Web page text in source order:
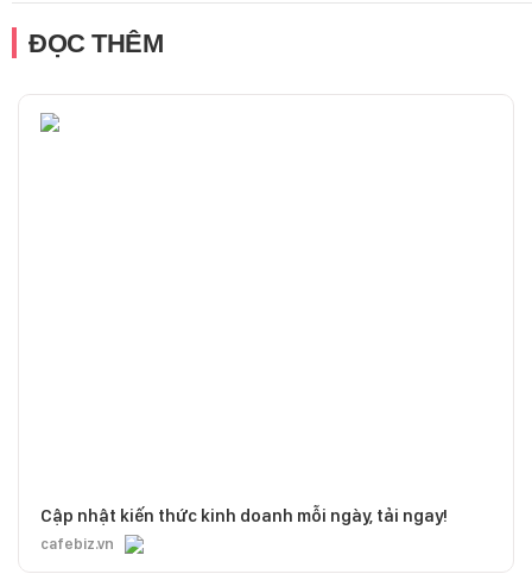
ĐỌC THÊM
Cập nhật kiến thức kinh doanh mỗi ngày, tải ngay!
cafebiz.vn